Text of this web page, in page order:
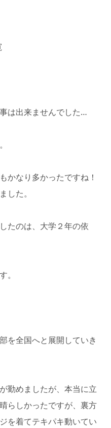
は出来ませんでした…
かなり多かったですね！
した。
たのは、大学２年の依
。
を全国へと展開していき
勤めましたが、本当に立
らしかったですが、裏方
を着てテキパキ動いてい